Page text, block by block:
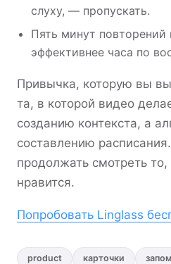
слуху, — пропускать.
Пять минут
эффективнее часа по
Привычка, которую вы
та, в которой видео
созданию контекста, а
составлению
продолжать смотреть
нравится.
Попробовать Linglass
product карточки